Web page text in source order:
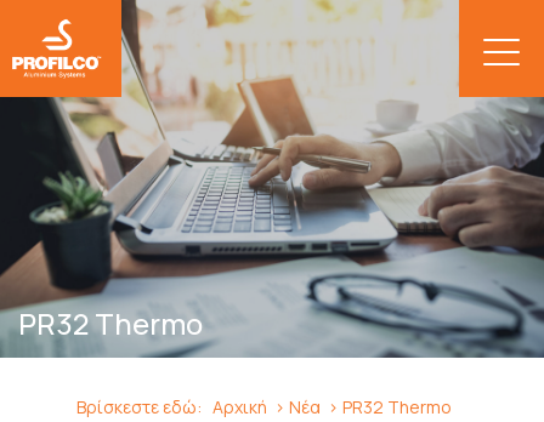
PR32 Thermo
Βρίσκεστε εδώ: Αρχική Νέα PR32 Thermo